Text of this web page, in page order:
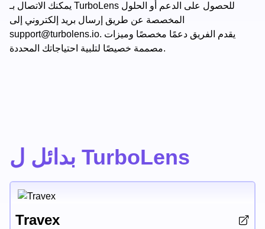
يمكنك الاتصال بـ TurboLens للحصول على الدعم أو الحلول
المخصصة عن طريق إرسال بريد إلكتروني إلى
support@turbolens.io. يقدم الفريق دعمًا مخصصًا وميزات
مصممة خصيصًا لتلبية احتياجاتك المحددة.
بدائل ل TurboLens
Travex